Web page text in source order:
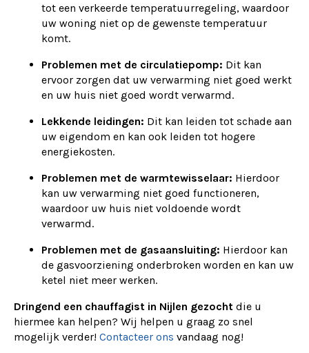
tot een verkeerde temperatuurregeling, waardoor
uw woning niet op de gewenste temperatuur
komt.
Problemen met de circulatiepomp: Dit kan
ervoor zorgen dat uw verwarming niet goed werkt
en uw huis niet goed wordt verwarmd.
Lekkende leidingen: Dit kan leiden tot schade aan
uw eigendom en kan ook leiden tot hogere
energiekosten.
Problemen met de warmtewisselaar: Hierdoor
kan uw verwarming niet goed functioneren,
waardoor uw huis niet voldoende wordt
verwarmd.
Problemen met de gasaansluiting: Hierdoor kan
de gasvoorziening onderbroken worden en kan uw
ketel niet meer werken.
Dringend een chauffagist in Nijlen gezocht die u
hiermee kan helpen? Wij helpen u graag zo snel
mogelijk verder! Contacteer ons vandaag nog!